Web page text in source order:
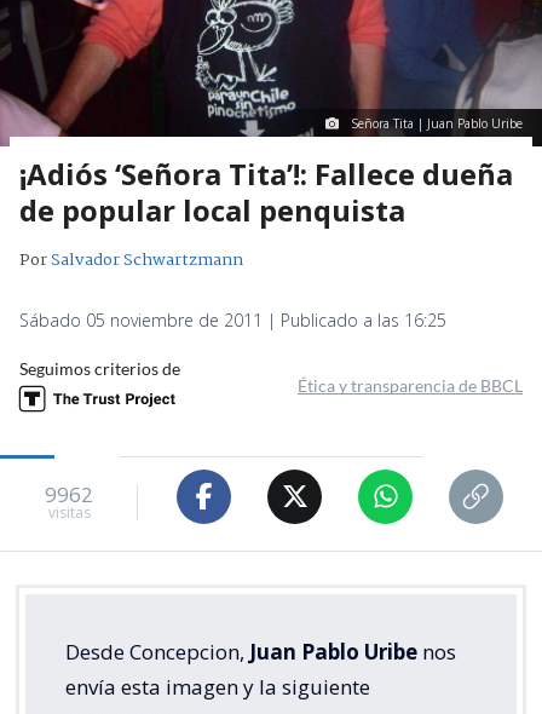
Señora Tita | Juan Pablo Uribe
¡Adiós ‘Señora Tita’!: Fallece dueña
de popular local penquista
PorSalvador Schwartzmann
Sábado 05 noviembre de 2011 | Publicado a las 16:25
Seguimos criterios de
Ética y transparencia de BBCL
9962
visitas
Desde Concepcion, Juan Pablo Uribe nos
envía esta imagen y la siguiente